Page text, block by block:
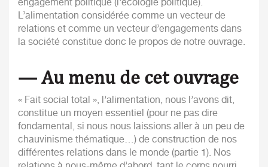
engagement politique (l’écologie politique).
L’alimentation considérée comme un vecteur de
relations et comme un vecteur d’engagements dans
la société constitue donc le propos de notre ouvrage.
— Au menu de cet ouvrage
« Fait social total », l’alimentation, nous l’avons dit,
constitue un moyen essentiel (pour ne pas dire
fondamental, si nous nous laissions aller à un peu de
chauvinisme thématique…) de construction de nos
différentes relations dans le monde (partie 1). Nos